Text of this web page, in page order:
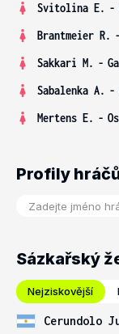
Svitolina E. -
Brantmeier R. -
Sakkari M. -
Sabalenka A. -
Mertens E. -
Profily
Sázkařský
Nejziskovější
Cerundolo